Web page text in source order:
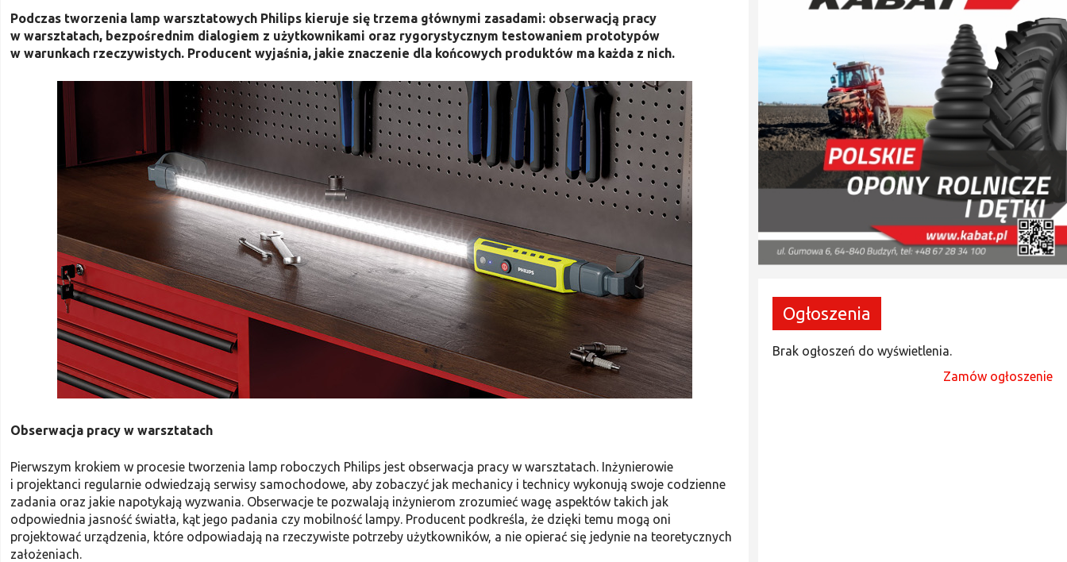
Podczas tworzenia lamp warsztatowych Philips kieruje się trzema głównymi zasadami: obserwacją pracy
w warsztatach, bezpośrednim dialogiem z użytkownikami oraz rygorystycznym testowaniem prototypów
w warunkach rzeczywistych. Producent wyjaśnia, jakie znaczenie dla końcowych produktów ma każda z nich.
Obserwacja pracy w warsztatach
Pierwszym krokiem w procesie tworzenia lamp roboczych Philips jest obserwacja pracy w warsztatach. Inżynierowie
i projektanci regularnie odwiedzają serwisy samochodowe, aby zobaczyć jak mechanicy i technicy wykonują swoje codzienne
zadania oraz jakie napotykają wyzwania. Obserwacje te pozwalają inżynierom zrozumieć wagę aspektów takich jak
odpowiednia jasność światła, kąt jego padania czy mobilność lampy. Producent podkreśla, że dzięki temu mogą oni
projektować urządzenia, które odpowiadają na rzeczywiste potrzeby użytkowników, a nie opierać się jedynie na teoretycznych
założeniach.
Ogłoszenia
Brak ogłoszeń do wyświetlenia.
Zamów ogłoszenie